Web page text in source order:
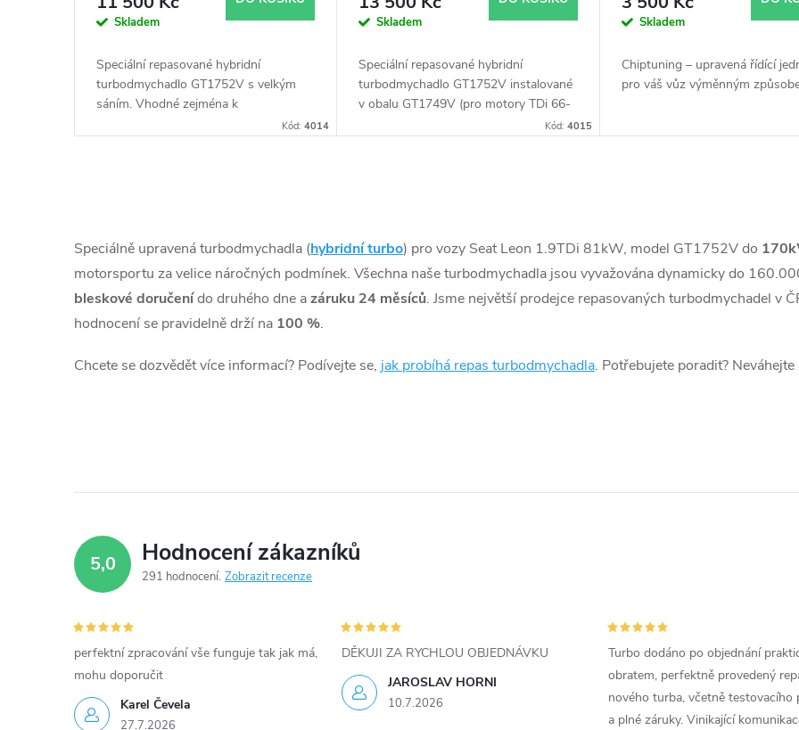
k
ů
Skladem
Speciální repasované hybridní
turbodmychadlo GT1752V s velkým
sáním. Vhodné zejména k
výkonnostním úpravám jako např.Kód:4014
Skladem
Speciální repasované hybridní
turbodmychadlo GT1752V instalované
v obalu GT1749V (pro motory TDi 66-
Kód: 4015
Skladem
Chiptuning – upravená řídící
pro váš vůz výměnným
v
l
á
a
p
v
k
y
v
ý
Speciálně upravená turbodmychadla (hybridní turbo) pro vozy Seat Leon 1.9TDi 81kW, model GT1752V do
motorsportu za velice náročných podmínek. Všechna naše turbodmychadla jsou vyvažována dynamicky do
bleskové doručenído druhého dne azáruku 24 měsíců. Jsme největší prodejce repasovaných turbodmychadel v
hodnocení se pravidelně drží na 100 %.
Chcete se dozvědět více informací? Podívejte se, jak probíhá repas turbodmychadla. Potřebujete poradit?
5,0 Hodnocení zákazníků
291 hodnocení Zobrazit recenze
Karel Čevela
27.7.2026
perfektní zpracování vše funguje tak jak má,
mohu doporučit
JAROSLAV HORNI
10.7.2026
DĚKUJI ZA RYCHLOU OBJEDNÁVKU
Turbo dodáno po objednání
obratem, perfektně provedený
nového turba, včetně testovacího
a plné záruky. Vinikající